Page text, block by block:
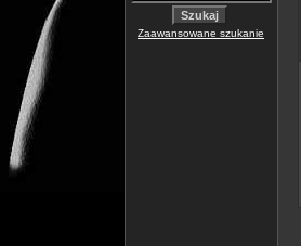
Zaawansowane szukanie